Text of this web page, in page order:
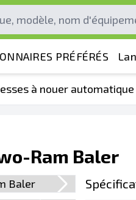
PRÉFÉRÉS
à nouer automatique
Ram Baler